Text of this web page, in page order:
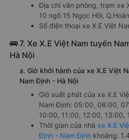
Địa chỉ văn phòng, trạm xe
10 ngõ 15 Ngọc Hồi,
Số điện thoại xe X.E Việt
🚌 7. Xe X.E Việt Nam tuyến
Hà Nội
a. Giờ khởi hành của xe X.E Việt
Nam Định - Hà Nội
Giờ xuất phát của xe X.E
Nam Định: 05:00, 06:00,
10:00, 11:00, 12:00, 13:00,
Thời gian của nhà xe X.E
Định - Nam Định khoảng: